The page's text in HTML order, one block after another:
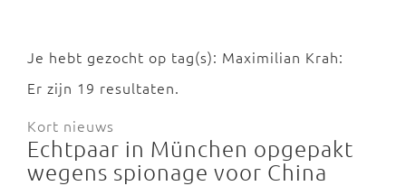
Je hebt gezocht op tag(s): Maximilian Krah:
Er zijn 19 resultaten.
Kort nieuws
Echtpaar in München opgepakt
wegens spionage voor China